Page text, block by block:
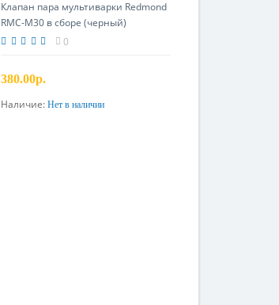
Клапан пара мультиварки Redmond
RMC-M30 в сборе (черный)
0
380.00р.
Предзаказ
Наличие: Нет в наличии